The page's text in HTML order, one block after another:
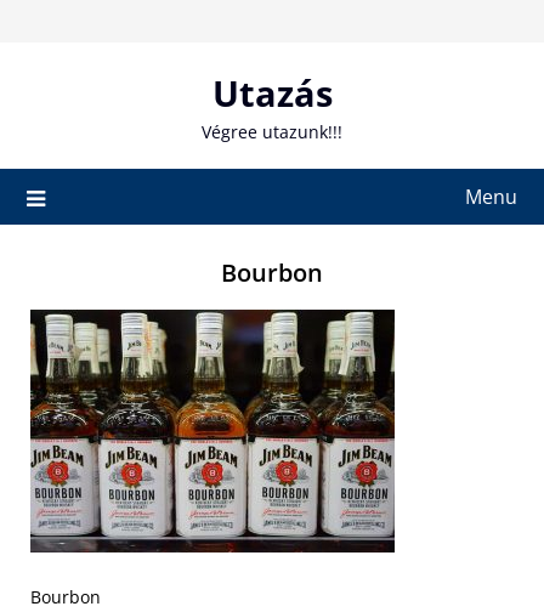
Utazás
Végree utazunk!!!
Menu
Bourbon
Bourbon